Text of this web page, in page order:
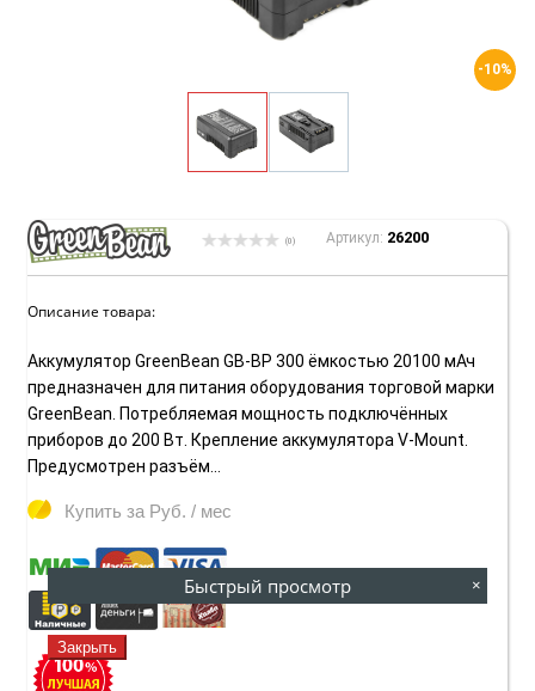
-10%
(0) Артикул: 26200
Описание товара:
Аккумулятор GreenBean GB-BP 300 ёмкостью 20100 мАч
предназначен для питания оборудования торговой марки
GreenBean. Потребляемая мощность подключённых
приборов до 200 Вт. Крепление аккумулятора V-Mount.
Предусмотрен разъём...
Купить за Руб. / мес
Быстрый просмотр ×
Закрыть